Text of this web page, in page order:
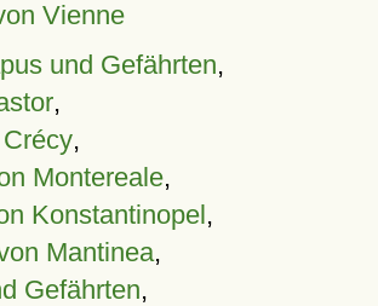
Vienne
und Gefährten,
,
,
Montereale,
Konstantinopel,
Mantinea,
Gefährten,